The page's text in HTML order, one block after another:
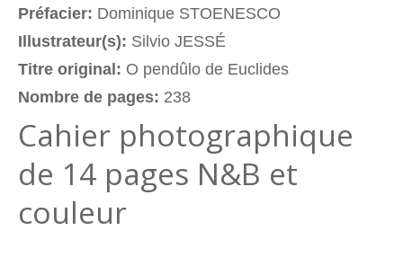
Préfacier: Dominique STOENESCO
Illustrateur(s): Silvio JESSÉ
Titre original: O pendûlo de Euclides
Nombre de pages: 238
Cahier photographique
de 14 pages N&B et
couleur